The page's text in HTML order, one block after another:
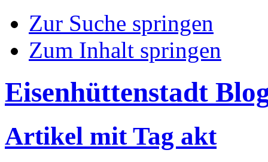
Zur Suche springen
Zum Inhalt springen
Eisenhüttenstadt
Artikel mit Tag akt